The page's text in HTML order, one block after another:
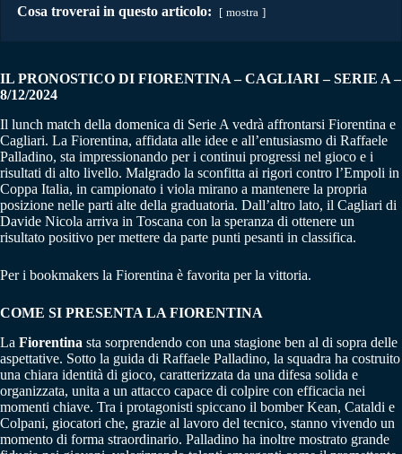
Cosa troverai in questo articolo: mostra
IL PRONOSTICO DI FIORENTINA – CAGLIARI–SERIE A –
8/12/2024
Il lunch match della domenica di Serie A vedrà affrontarsi Fiorentina e
Cagliari. La Fiorentina, affidata alle idee e all’entusiasmo di Raffaele
Palladino, sta impressionando per i continui progressi nel gioco e i
risultati di alto livello. Malgrado la sconfitta ai rigori contro l’Empoli in
Coppa Italia, in campionato i viola mirano a mantenere la propria
posizione nelle parti alte della graduatoria. Dall’altro lato, il Cagliari di
Davide Nicola arriva in Toscana con la speranza di ottenere un
risultato positivo per mettere da parte punti pesanti in classifica.
Per i bookmakers la Fiorentina è favorita per la vittoria.
COME SI PRESENTA LA FIORENTINA
La Fiorentina sta sorprendendo con una stagione ben al di sopra delle
aspettative. Sotto la guida di Raffaele Palladino, la squadra ha costruito
una chiara identità di gioco, caratterizzata da una difesa solida e
organizzata, unita a un attacco capace di colpire con efficacia nei
momenti chiave. Tra i protagonisti spiccano il bomber Kean, Cataldi e
Colpani, giocatori che, grazie al lavoro del tecnico, stanno vivendo un
momento di forma straordinario. Palladino ha inoltre mostrato grande